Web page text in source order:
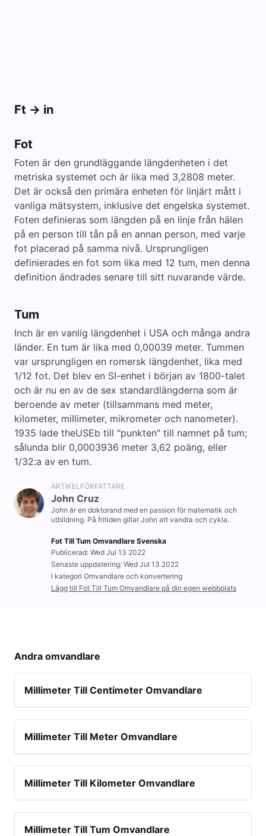
Ft -> in
Fot
Foten är den grundläggande längdenheten i det
metriska systemet och är lika med 3,2808 meter.
Det är också den primära enheten för linjärt mått i
vanliga mätsystem, inklusive det engelska systemet.
Foten definieras som längden på en linje från hälen
på en person till tån på en annan person, med varje
fot placerad på samma nivå. Ursprungligen
definierades en fot som lika med 12 tum, men denna
definition ändrades senare till sitt nuvarande värde.
Tum
Inch är en vanlig längdenhet i USA och många andra
länder. En tum är lika med 0,00039 meter. Tummen
var ursprungligen en romersk längdenhet, lika med
1/12 fot. Det blev en SI-enhet i början av 1800-talet
och är nu en av de sex standardlängderna som är
beroende av meter (tillsammans med meter,
kilometer, millimeter, mikrometer och nanometer).
1935 lade theUSEb till "punkten" till namnet på tum;
sålunda blir 0,0003936 meter 3,62 poäng, eller
1/32:a av en tum.
ARTIKELFÖRFATTARE
John Cruz
John är en doktorand med en passion för matematik och
utbildning. På fritiden gillar John att vandra och cykla.
Fot Till Tum Omvandlare Svenska
Publicerad: Wed Jul 13 2022
Senaste uppdatering: Wed Jul 13 2022
I kategori Omvandlare och konvertering
Lägg till Fot Till Tum Omvandlare på din egen webbplats
Andra omvandlare
Millimeter Till Centimeter Omvandlare
Millimeter Till Meter Omvandlare
Millimeter Till Kilometer Omvandlare
Millimeter Till Tum Omvandlare